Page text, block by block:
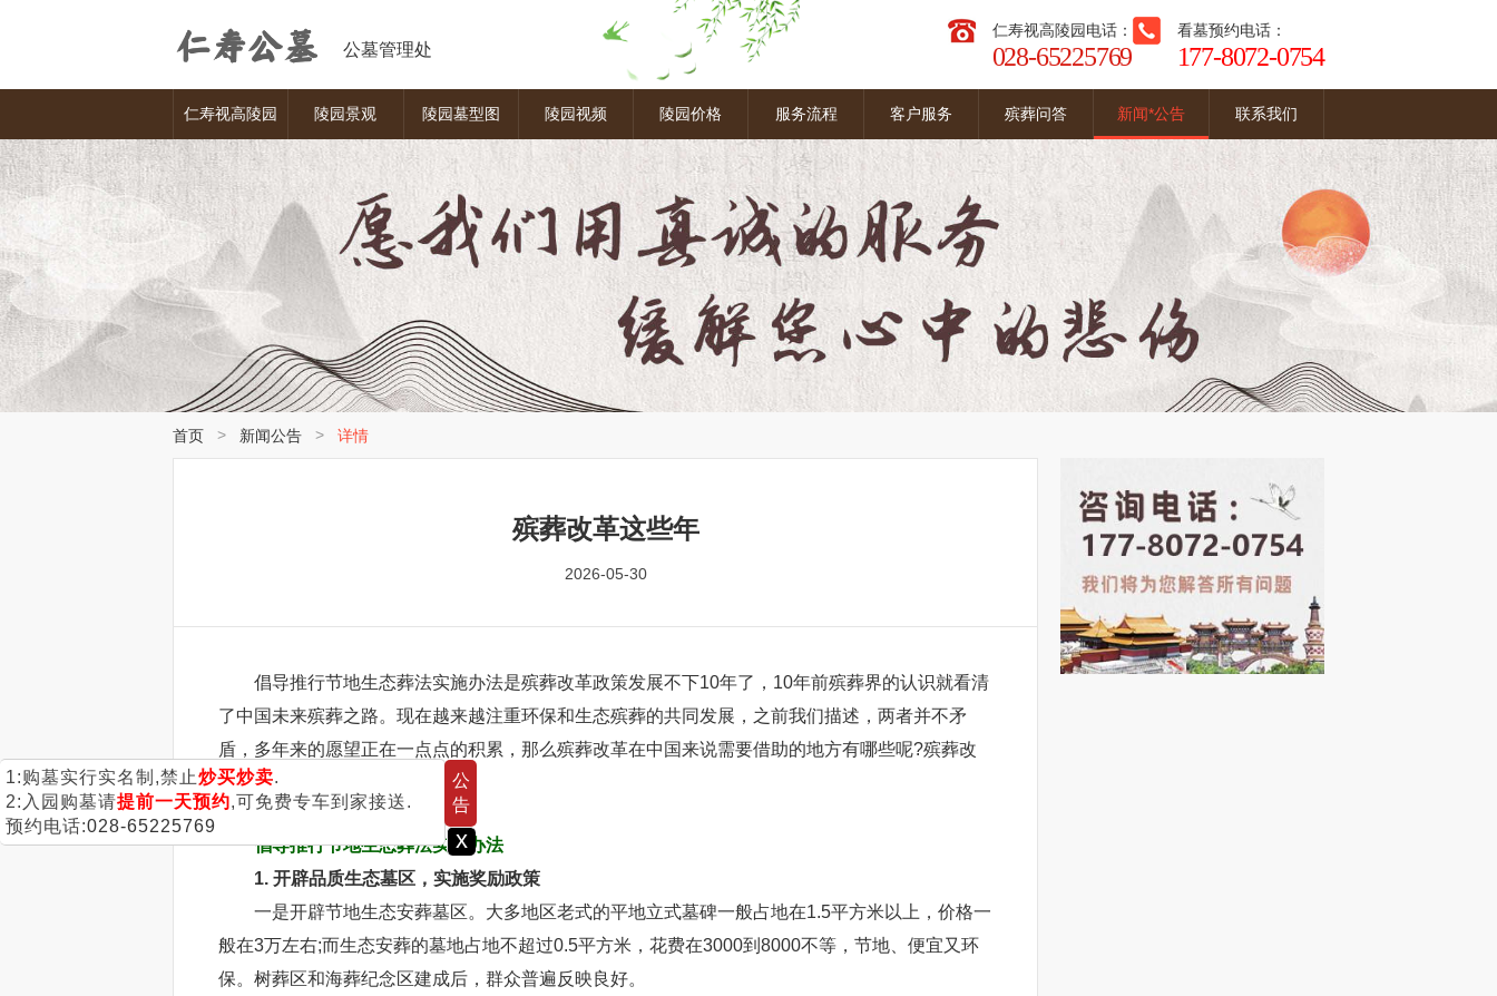
1:购墓实行实名制,禁止炒买炒卖.
2:入园购墓请提前一天预约,可免费专车到家接送.
预约电话:028-65225769
公
告
x
公墓管理处
看墓预约电话：
177-8072-0754
仁寿视高陵园电话：
028-65225769
仁寿视高陵园 陵园景观 陵园墓型图 陵园视频 陵园价格 服务流程 客户服务 殡葬问答 新闻*公告 联系我们
首页 > 新闻公告 > 详情
殡葬改革这些年
2026-05-30
倡导推行节地生态葬法实施办法是殡葬改革政策发展不下10年了，10年前殡葬界的认识就看清
了中国未来殡葬之路。现在越来越注重环保和生态殡葬的共同发展，之前我们描述，两者并不矛
盾，多年来的愿望正在一点点的积累，那么殡葬改革在中国来说需要借助的地方有哪些呢?殡葬改
革在我国发展做法是什么呢?
倡导推行节地生态葬法实施办法
1. 开辟品质生态墓区，实施奖励政策
一是开辟节地生态安葬墓区。大多地区老式的平地立式墓碑一般占地在1.5平方米以上，价格一
般在3万左右;而生态安葬的墓地占地不超过0.5平方米，花费在3000到8000不等，节地、便宜又环
保。树葬区和海葬纪念区建成后，群众普遍反映良好。